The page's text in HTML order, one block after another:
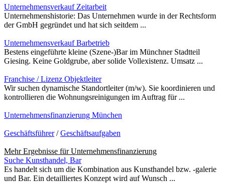
Unternehmensverkauf Zeitarbeit
Unternehmenshistorie: Das Unternehmen wurde in der Rechtsform
der GmbH gegründet und hat sich seitdem ...
Unternehmensverkauf Barbetrieb
Bestens eingeführte kleine (Szene-)Bar im Münchner Stadtteil
Giesing. Keine Goldgrube, aber solide Vollexistenz. Umsatz ...
Franchise / Lizenz Objektleiter
Wir suchen dynamische Standortleiter (m/w). Sie koordinieren und
kontrollieren die Wohnungsreinigungen im Auftrag für ...
Unternehmensfinanzierung München
Geschäftsführer/Geschäftsaufgaben
Mehr Ergebnisse fürUnternehmensfinanzierung
Suche Kunsthandel, Bar
Es handelt sich um die Kombination aus Kunsthandel bzw. -galerie
und Bar. Ein detailliertes Konzept wird auf Wunsch ...